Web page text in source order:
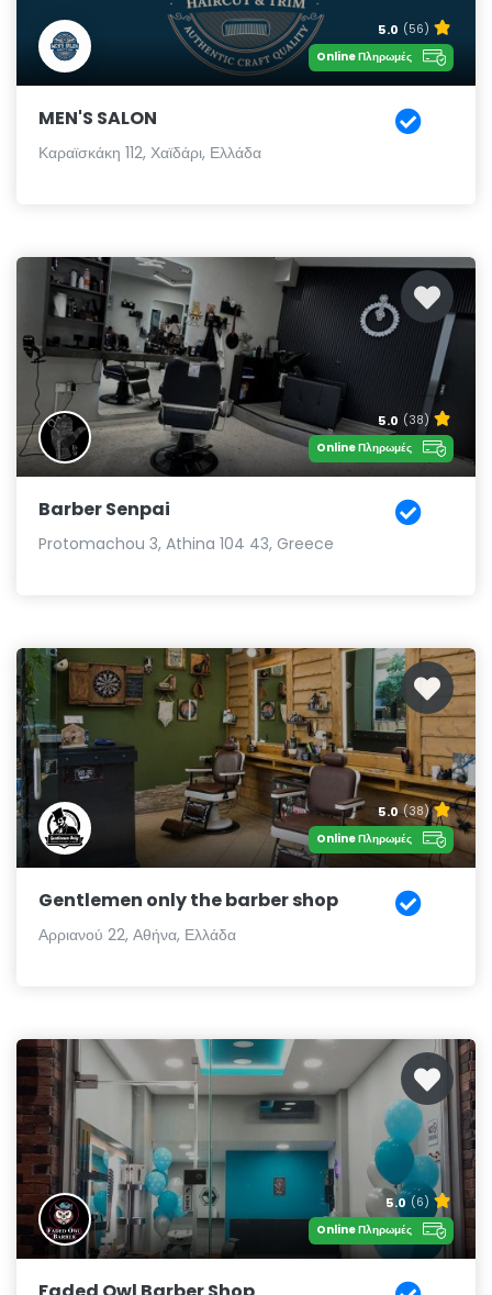
5.0 (56)
Online Πληρωμές
MEN'S SALON
Καραϊσκάκη 112, Χαϊδάρι, Ελλάδα
5.0 (38)
Online Πληρωμές
Barber Senpai
Protomachou 3, Athina 104 43, Greece
5.0 (38)
Online Πληρωμές
Gentlemen only the barber shop
Αρριανού 22, Αθήνα, Ελλάδα
5.0 (6)
Online Πληρωμές